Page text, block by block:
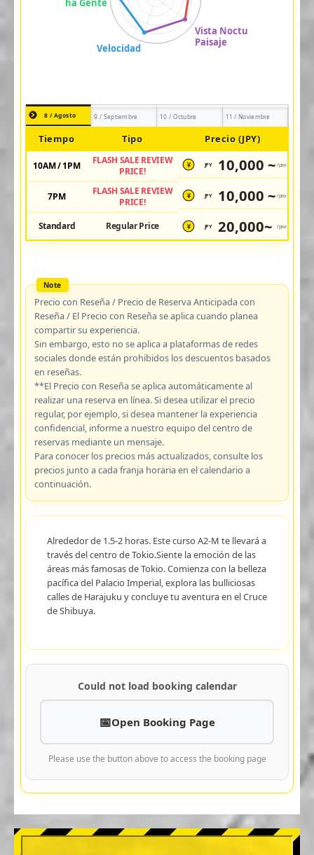
8 / Agosto 9 / Septiembre 10 / Octubre 11 / Noviembre
Tiempo Tipo Precio (JPY)
10AM / 1PM
FLASH SALE REVIEW
PRICE!
¥ JPY 10,000 ~ /pax
7PM
FLASH SALE REVIEW
PRICE!
¥ JPY 10,000 ~ /pax
Standard Regular Price ¥ JPY 20,000~ /pax
Precio con Reseña / Precio de Reserva Anticipada con
Reseña / El Precio con Reseña se aplica cuando planea
compartir su experiencia.
Sin embargo, esto no se aplica a plataformas de redes
sociales donde están prohibidos los descuentos basados
en reseñas.
**El Precio con Reseña se aplica automáticamente al
realizar una reserva en línea. Si desea utilizar el precio
regular, por ejemplo, si desea mantener la experiencia
confidencial, informe a nuestro equipo del centro de
reservas mediante un mensaje.
Para conocer los precios más actualizados, consulte los
precios junto a cada franja horaria en el calendario a
continuación.
Alrededor de 1.5-2 horas. Este curso A2-M te llevará a
través del centro de Tokio.Siente la emoción de las
áreas más famosas de Tokio. Comienza con la belleza
pacífica del Palacio Imperial, explora las bulliciosas
calles de Harajuku y concluye tu aventura en el Cruce
de Shibuya.
Could not load booking calendar
Open Booking Page
Please use the button above to access the booking page